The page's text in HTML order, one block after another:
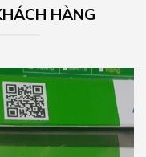
HÀNG